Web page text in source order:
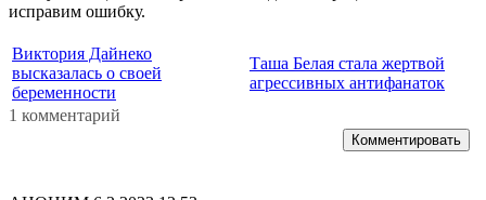
исправим ошибку.
Виктория Дайнеко
высказалась о своей
беременности
Таша Белая стала жертвой
агрессивных антифанаток
1 комментарий
Комментировать